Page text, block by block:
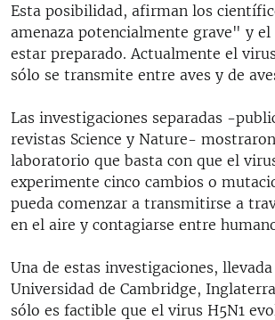
Esta posibilidad, afirman los
amenaza potencialmente grave" y el
estar preparado. Actualmente el
sólo se transmite entre aves y de
Las investigaciones separadas -
revistas Science y Nature-
laboratorio que basta con que el
experimente cinco cambios o
pueda comenzar a transmitirse a
en el aire y contagiarse entre
Una de estas investigaciones,
Universidad de Cambridge,
sólo es factible que el virus H5N1